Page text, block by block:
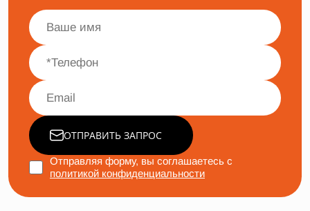
ОТПРАВИТЬ ЗАПРОС
Отправляя форму, вы соглашаетесь с
политикой конфиденциальности